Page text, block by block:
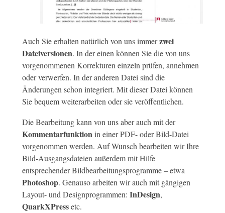
Auch Sie erhalten natürlich von uns immerzwei
Dateiversionen. In der einen können Sie die von uns
vorgenommenen Korrekturen einzeln prüfen, annehmen
oder verwerfen. In der anderen Datei sind die
Änderungen schon integriert. Mit dieser Datei können
Sie bequem weiterarbeiten oder sie veröffentlichen.
Die Bearbeitung kann von uns aber auch mit der
Kommentarfunktion in einer PDF- oder Bild-Datei
vorgenommen werden. Auf Wunsch bearbeiten wir Ihre
Bild-Ausgangsdateien außerdem mit Hilfe
entsprechender Bildbearbeitungsprogramme – etwa
Photoshop. Genauso arbeiten wir auch mit gängigen
Layout- und Designprogrammen: InDesign,
QuarkXPressetc.